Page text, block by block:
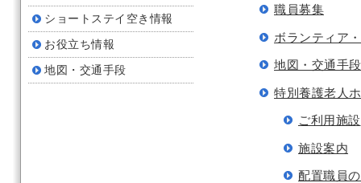
職員募集
ボランティア
地図・交通手段
特別養護老人
ご利用施設
施設案内
配置職員
ショートステイ空き情報
お役立ち情報
地図・交通手段